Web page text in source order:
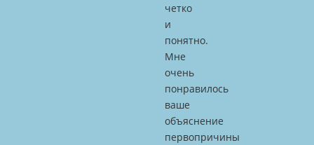
четко
и
понятно.
Мне
очень
понравилось
ваше
объяснение
первопричины